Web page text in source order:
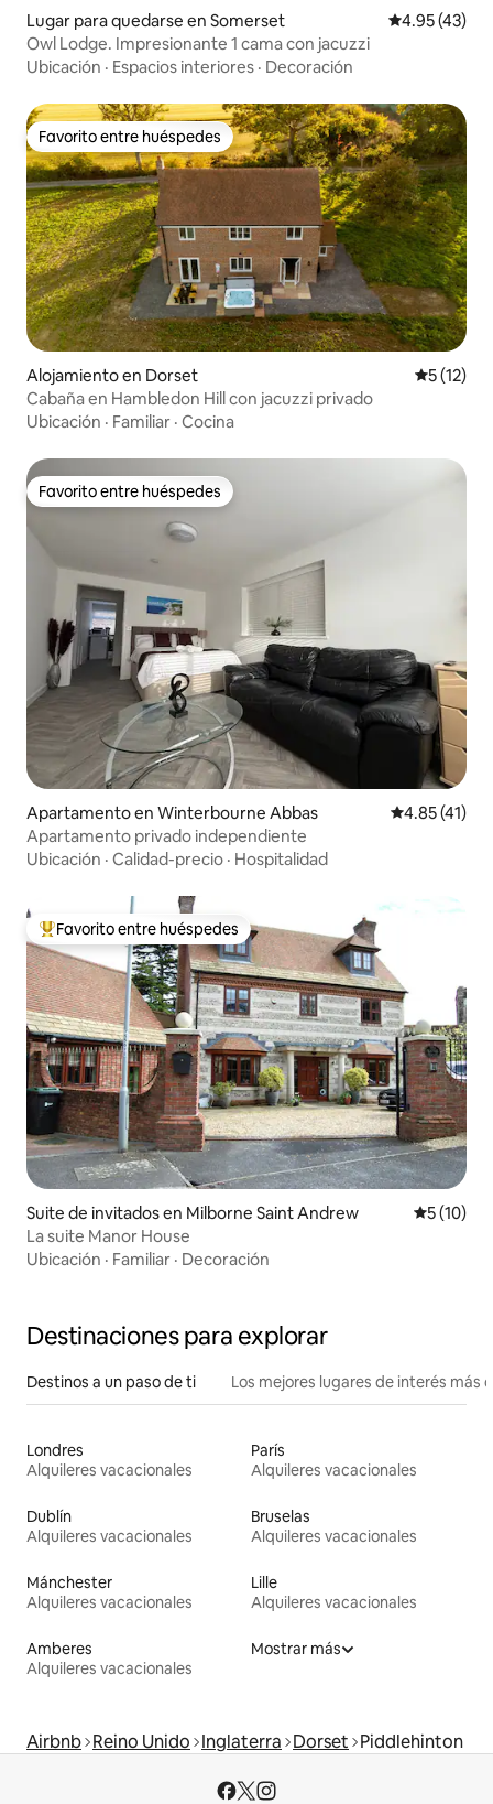
Lugar para quedarse en Somerset Calificación
4.95 (43)
Owl Lodge. Impresionante 1 cama con jacuzzi
Ubicación · Espacios interiores · Decoración
Favorito entre huéspedes
Favorito entre huéspedes
Alojamiento en Dorset
5 (12)
Cabaña en Hambledon Hill con jacuzzi privado
Ubicación · Familiar · Cocina
Favorito entre huéspedes
Favorito entre huéspedes
Apartamento en Winterbourne Abbas Calificación
4.85 (41)
Apartamento privado independiente
Ubicación · Calidad-precio · Hospitalidad
Favorito entre huéspedes preferido
Favorito entre huéspedes
Suite de invitados en Milborne Saint Andrew
5 (10)
La suite Manor House
Ubicación · Familiar · Decoración
Destinaciones para explorar
Destinos a un paso de ti Los mejores lugares de interés más
Londres
Alquileres vacacionales
París
Alquileres vacacionales
Dublín
Alquileres vacacionales
Bruselas
Alquileres vacacionales
Mánchester
Alquileres vacacionales
Lille
Alquileres vacacionales
Amberes
Alquileres vacacionales
Mostrar más
Airbnb Reino Unido Inglaterra Dorset Piddlehinton